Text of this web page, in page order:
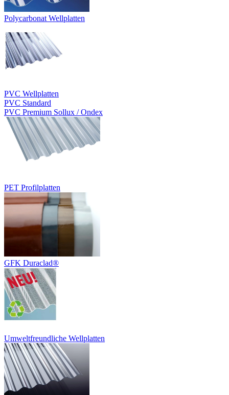
Polycarbonat Wellplatten
PVC Wellplatten
PVC Standard
PVC Premium Sollux / Ondex
PET Profilplatten
GFK Duraclad®
Umweltfreundliche Wellplatten